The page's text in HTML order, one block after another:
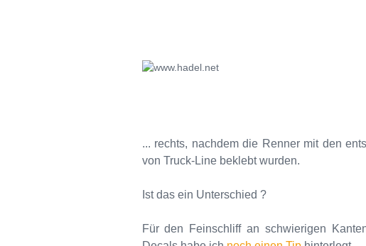
... rechts, nachdem die Renner mit den
von Truck-Line beklebt wurden.
Ist das ein Unterschied ?
Für den Feinschliff an schwierigen